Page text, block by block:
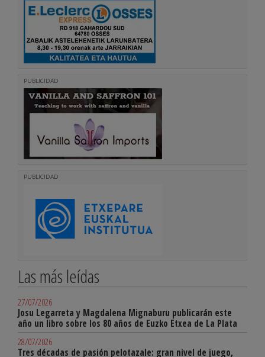
PUBLICIDAD
PUBLICIDAD
Las más leídas
27/07/2026
Josu Legarreta y Magdalena Mignaburu publicarán este
año un libro sobre los 80 años de Euzko Etxea de La Plata
28/07/2026
Tres décadas de pasión pelotazale: gran nivel de juego,